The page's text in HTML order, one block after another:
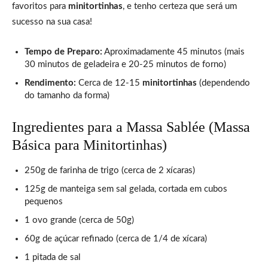
favoritos para minitortinhas, e tenho certeza que será um
sucesso na sua casa!
Tempo de Preparo: Aproximadamente 45 minutos (mais
30 minutos de geladeira e 20-25 minutos de forno)
Rendimento: Cerca de 12-15 minitortinhas (dependendo
do tamanho da forma)
Ingredientes para a Massa Sablée (Massa
Básica para Minitortinhas)
250g de farinha de trigo (cerca de 2 xícaras)
125g de manteiga sem sal gelada, cortada em cubos
pequenos
1 ovo grande (cerca de 50g)
60g de açúcar refinado (cerca de 1/4 de xícara)
1 pitada de sal